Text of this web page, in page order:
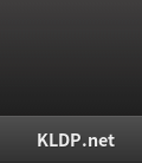
KLDP.net